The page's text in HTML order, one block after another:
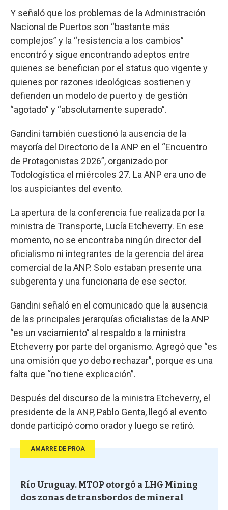
Y señaló que los problemas de la Administración
Nacional de Puertos son “bastante más
complejos” y la “resistencia a los cambios”
encontró y sigue encontrando adeptos entre
quienes se benefician por el status quo vigente y
quienes por razones ideológicas sostienen y
defienden un modelo de puerto y de gestión
“agotado” y “absolutamente superado”.
Gandini también cuestionó la ausencia de la
mayoría del Directorio de la ANP en el “Encuentro
de Protagonistas 2026”, organizado por
Todologística el miércoles 27. La ANP era uno de
los auspiciantes del evento.
La apertura de la conferencia fue realizada por la
ministra de Transporte, Lucía Etcheverry. En ese
momento, no se encontraba ningún director del
oficialismo ni integrantes de la gerencia del área
comercial de la ANP. Solo estaban presente una
subgerenta y una funcionaria de ese sector.
Gandini señaló en el comunicado que la ausencia
de las principales jerarquías oficialistas de la ANP
“es un vaciamiento” al respaldo a la ministra
Etcheverry por parte del organismo. Agregó que “es
una omisión que yo debo rechazar”, porque es una
falta que “no tiene explicación”.
Después del discurso de la ministra Etcheverry, el
presidente de la ANP, Pablo Genta, llegó al evento
donde participó como orador y luego se retiró.
AMARRE DE PROA
Río Uruguay. MTOP otorgó a LHG Mining
dos zonas de transbordos de mineral